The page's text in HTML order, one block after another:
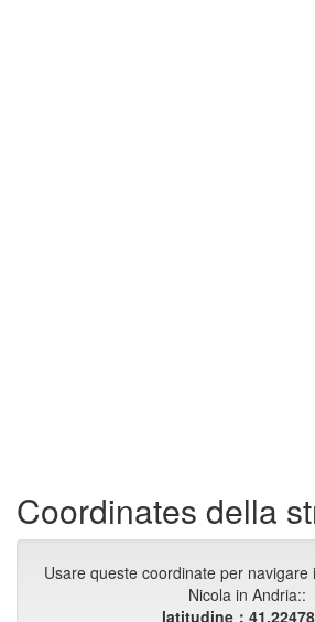
Coordinates della
Usare queste coordinate per navigare
Nicola in Andria::
latitudine：